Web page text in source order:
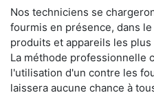
Nos techniciens se
fourmis en présence, dans
produits et appareils les
La méthode professionnelle
l'utilisation d'un contre les
laissera aucune chance à